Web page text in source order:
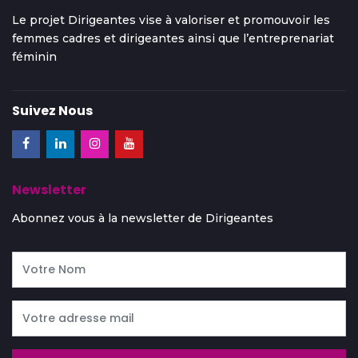
Le projet Dirigeantes vise à valoriser et promouvoir les
femmes cadres et dirigeantes ainsi que l’entreprenariat
féminin
Suivez Nous
Newsletter
Abonnez vous à la newsletter de Dirigeantes